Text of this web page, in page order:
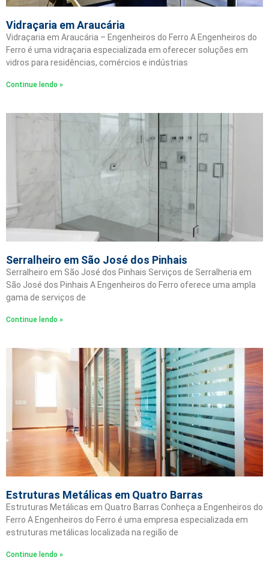
Vidraçaria em Araucária
Vidraçaria em Araucária – Engenheiros do Ferro A Engenheiros do
Ferro é uma vidraçaria especializada em oferecer soluções em
vidros para residências, comércios e indústrias
Continue lendo »
Serralheiro em São José dos Pinhais
Serralheiro em São José dos Pinhais Serviços de Serralheria em
São José dos Pinhais A Engenheiros do Ferro oferece uma ampla
gama de serviços de
Continue lendo »
Estruturas Metálicas em Quatro Barras
Estruturas Metálicas em Quatro Barras Conheça a Engenheiros do
Ferro A Engenheiros do Ferro é uma empresa especializada em
estruturas metálicas localizada na região de
Continue lendo »